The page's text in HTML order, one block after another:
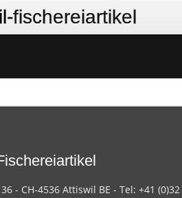
-fischereiartikel
- CH-4536 Attiswil BE - Tel: +41